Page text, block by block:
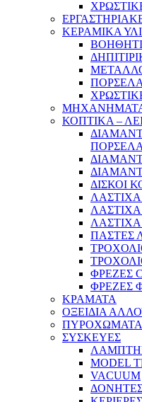
ΚΕΡΑΜΙΚΑ
ΜΗΧΑΝΗΜΑΤΑ
ΚΟΠΤΙΚΑ –
ΔΙΣΚΟΙ
ΠΑΣΤΕΣ
ΦΡΕΖΕΣ
ΦΡΕΖΕΣ
ΚΡΑΜΑΤΑ
ΟΞΕΙΔΙΑ
ΠΥΡΟΧΩΜΑΤΑ
ΣΥΣΚΕΥΕΣ
MODEL
VACUUM